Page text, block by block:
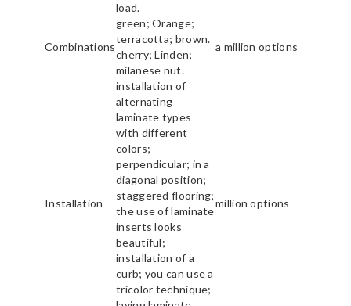
load.
Combinations
green; Orange;
terracotta; brown.
cherry; Linden;
milanese nut.
a million options
Installation
installation of
alternating
laminate types
with different
colors;
perpendicular; in a
diagonal position;
staggered flooring;
the use of laminate
inserts looks
beautiful;
installation of a
curb; you can use a
tricolor technique;
million options